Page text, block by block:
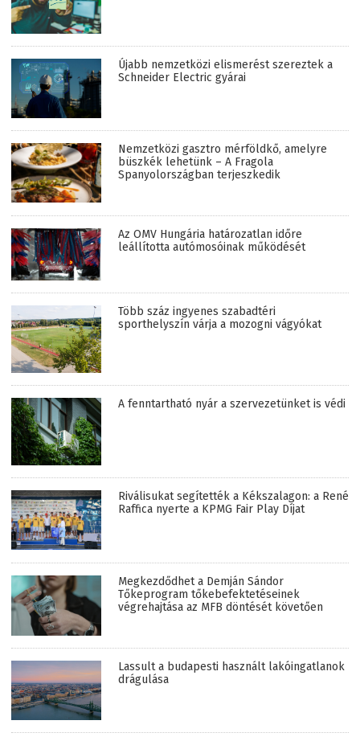
Újabb nemzetközi elismerést szereztek a
Schneider Electric gyárai
Nemzetközi gasztro mérföldkő, amelyre
büszkék lehetünk – A Fragola
Spanyolországban terjeszkedik
Az OMV Hungária határozatlan időre
leállította autómosóinak működését
Több száz ingyenes szabadtéri
sporthelyszín várja a mozogni vágyókat
A fenntartható nyár a szervezetünket is védi
Riválisukat segítették a Kékszalagon: a René
Raffica nyerte a KPMG Fair Play Díjat
Megkezdődhet a Demján Sándor
Tőkeprogram tőkebefektetéseinek
végrehajtása az MFB döntését követően
Lassult a budapesti használt lakóingatlanok
drágulása